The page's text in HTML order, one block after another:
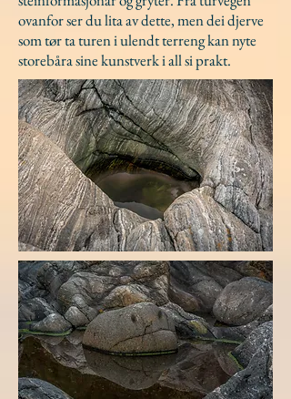
ovanfor ser du lita av dette, men dei djerve
som tør ta turen i ulendt terreng kan nyte
storebåra sine kunstverk i all si prakt.